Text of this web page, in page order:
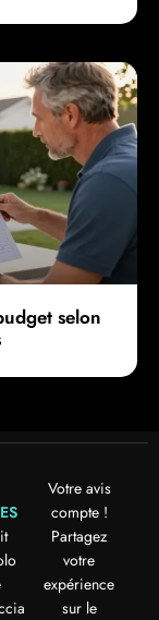
selon
Votre avis
compte !
Partagez
votre
expérience
sur le